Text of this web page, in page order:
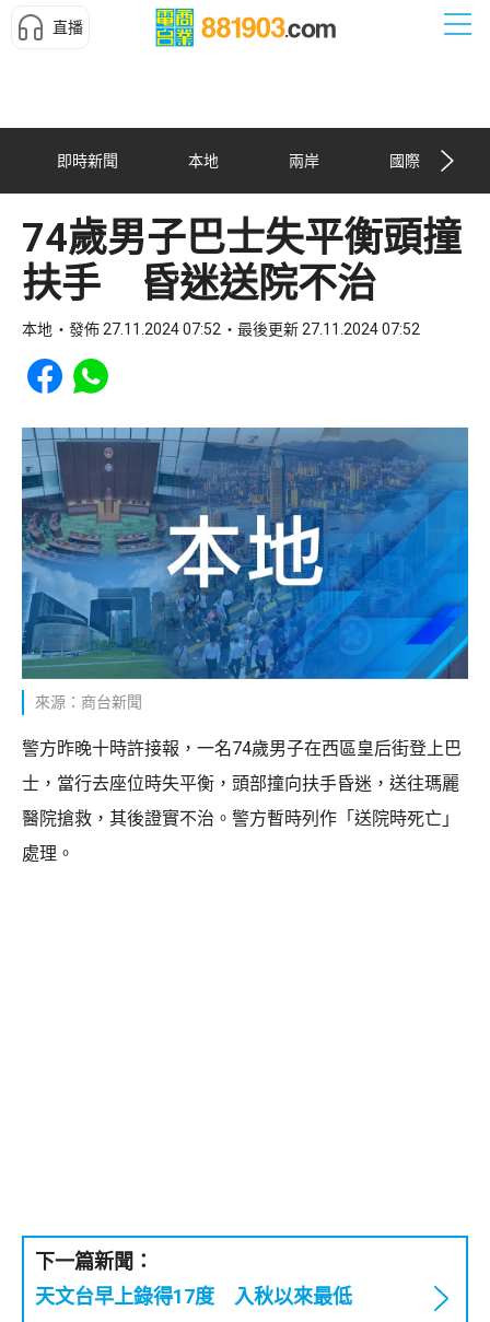
直播
即時新聞 本地 兩岸 國際
74歲男子巴士失平衡頭撞
扶手 昏迷送院不治
本地 發佈 27.11.2024 07:52 最後更新 27.11.2024 07:52
Share to Facebook
Share to WhatsApp
來源：商台新聞
警方昨晚十時許接報，一名74歲男子在西區皇后街登上巴
士，當行去座位時失平衡，頭部撞向扶手昏迷，送往瑪麗
醫院搶救，其後證實不治。警方暫時列作「送院時死亡」
處理。
下一篇新聞：
天文台早上錄得17度 入秋以來最低